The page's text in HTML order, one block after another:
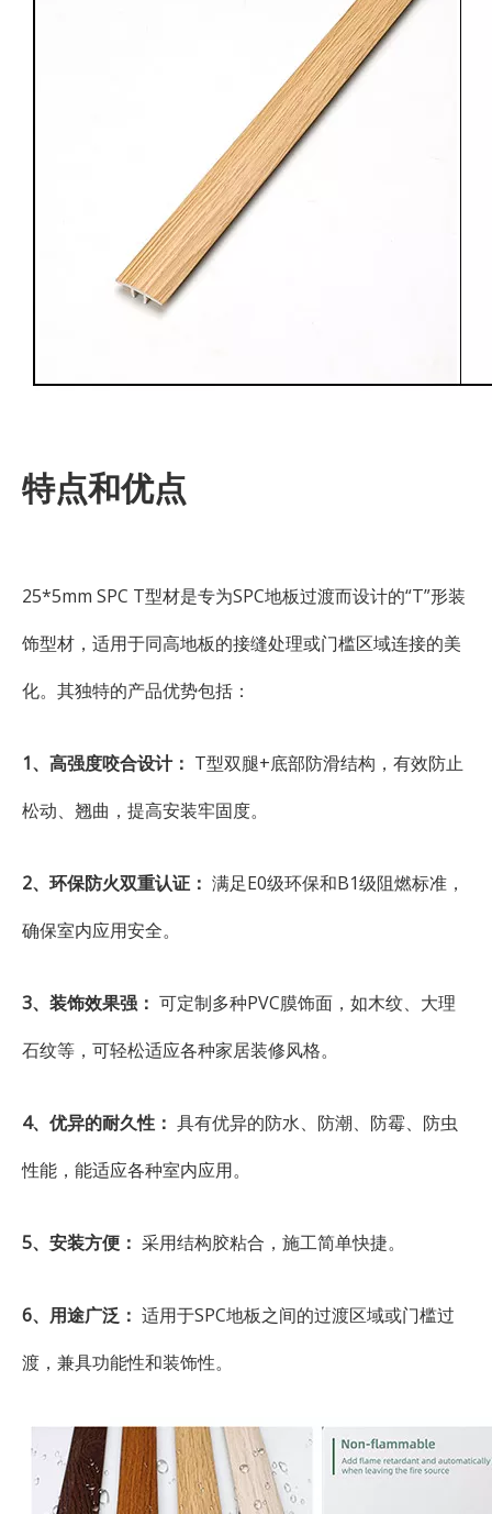
特点和优点
25*5mm SPC T型材是专为SPC地板过渡而设计的“T”形装
饰型材，适用于同高地板的接缝处理或门槛区域连接的美
化。其独特的产品优势包括：
1、高强度咬合设计： T型双腿+底部防滑结构，有效防止
松动、翘曲，提高安装牢固度。
2、环保防火双重认证： 满足E0级环保和B1级阻燃标准，
确保室内应用安全。
3、装饰效果强： 可定制多种PVC膜饰面，如木纹、大理
石纹等，可轻松适应各种家居装修风格。
4、优异的耐久性： 具有优异的防水、防潮、防霉、防虫
性能，能适应各种室内应用。
5、安装方便： 采用结构胶粘合，施工简单快捷。
6、用途广泛： 适用于SPC地板之间的过渡区域或门槛过
渡，兼具功能性和装饰性。